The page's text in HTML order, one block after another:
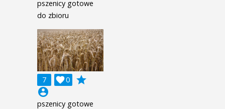
pszenicy gotowe
do zbioru
7 0

grade
account_circle
pszenicy gotowe